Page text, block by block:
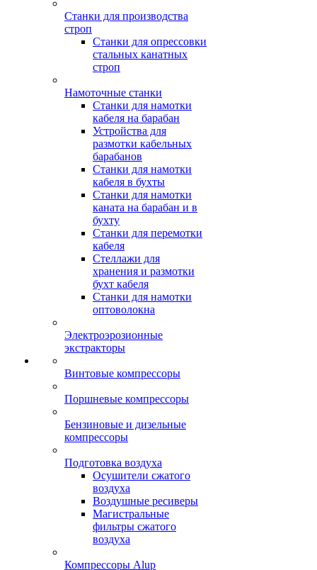
Станки для производства
строп
Станки для опрессовки
стальных канатных
строп
Намоточные станки
Станки для намотки
кабеля на барабан
Устройства для
размотки кабельных
барабанов
Станки для намотки
кабеля в бухты
Станки для намотки
каната на барабан и в
бухту
Станки для перемотки
кабеля
Стеллажи для
хранения и размотки
бухт кабеля
Станки для намотки
оптоволокна
Электроэрозионные
экстракторы
Винтовые компрессоры
Поршневые компрессоры
Бензиновые и дизельные
компрессоры
Подготовка воздуха
Осушители сжатого
воздуха
Воздушные ресиверы
Магистральные
фильтры сжатого
воздуха
Компрессоры Alup